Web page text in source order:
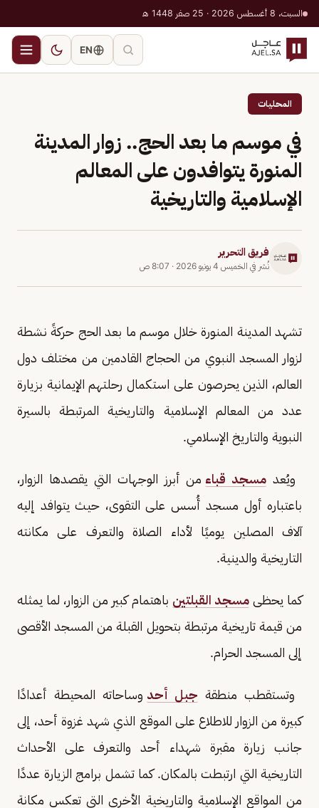
السبت، 8 أغسطس 2026 · 25 صفر 1448 هـ
EN
المحليات
في موسم ما بعد الحج.. زوار المدينة
المنورة يتوافدون على المعالم
الإسلامية والتاريخية
فريق التحرير
نُشر في الخميس 4 يونيو 2026 · 8:07 ص
تشهد المدينة المنورة خلال موسم ما بعد الحج حركةً نشطة
لزوار المسجد النبوي من الحجاج القادمين من مختلف دول
العالم، الذين يحرصون على استكمال رحلتهم الإيمانية بزيارة
عدد من المعالم الإسلامية والتاريخية المرتبطة بالسيرة
النبوية والتاريخ الإسلامي.
ويُعد مسجد قباء من أبرز الوجهات التي يقصدها الزوار،
باعتباره أول مسجد أُسس على التقوى، حيث يتوافد إليه
آلاف المصلين يوميًا لأداء الصلاة والتعرف على مكانته
التاريخية والدينية.
كما يحظىمسجد القبلتين باهتمام كبير من الزوار، لما يمثله
من قيمة تاريخية مرتبطة بتحويل القبلة من المسجد الأقصى
إلى المسجد الحرام.
وتستقطب منطقة جبل أحد وساحاته المحيطة أعدادًا
كبيرة من الزوار للاطلاع على الموقع الذي شهد غزوة أحد، إلى
جانب زيارة مقبرة شهداء أحد والتعرف على الأحداث
التاريخية التي ارتبطت بالمكان. كما تشمل برامج الزيارة عددًا
من المواقع الإسلامية والتاريخية الأخرى التي تعكس مكانة